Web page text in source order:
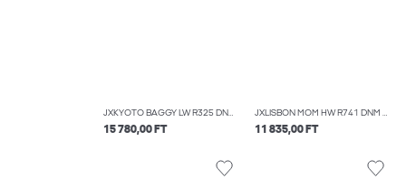
JXKYOTO BAGGY LW R325 DNM SN
15 780,00 FT
JXLISBON MOM HW R741 DNM NOOS
11 835,00 FT